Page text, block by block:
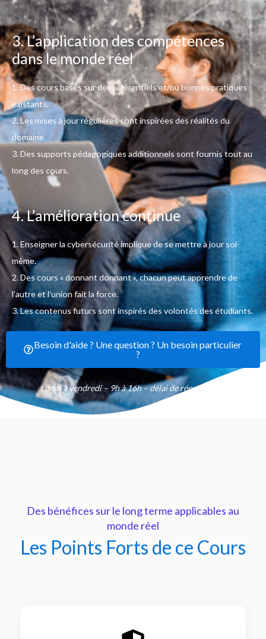
3. L’application des compétences
dans le monde réel
1. Des cours basés sur des référentiels et/ou bonnes pratiques
existants.
2. Les mises à jour régulières sont inspirées des réalités du
domaine.
3. Des supports pédagogiques additionnels sont fournis tout au
long des cours.
4. L’amélioration continue
1. Enseigner la cybersécurité implique de se mettre à jour soi-
même.
2. Des cours « donnant donnant », chacun peut apprendre de
l’autre et l’union fait la force.
3. Les contenus futurs sont inspirés des volontés des étudiants.
Besoin d'aide ? Une question ? Un besoin particulier
?
Lundi à vendredi – 9h à 16h – délai de réponse 48h
Des bénéfices sur le long terme applicables au
monde réel
Les Points Forts de ce Cours